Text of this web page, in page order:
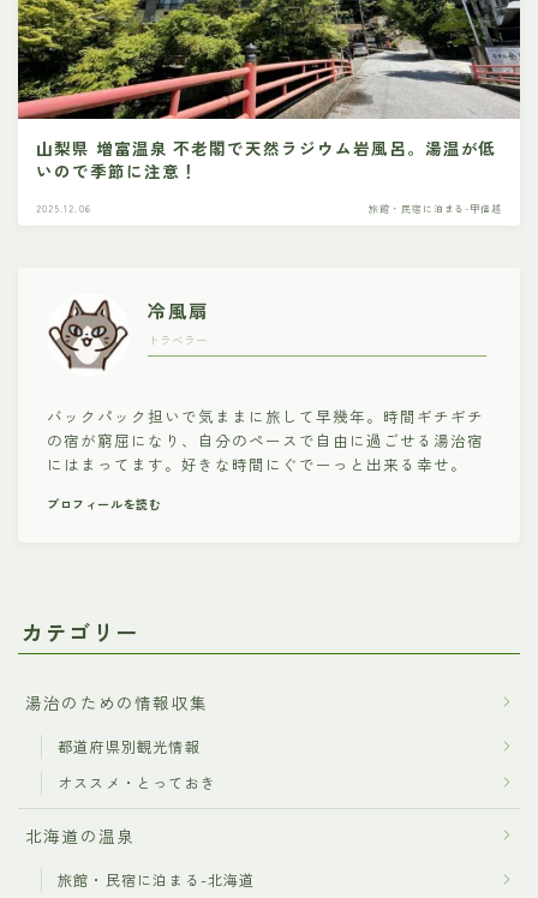
山梨県 増富温泉 不老閣で天然ラジウム岩風呂。湯温が低
いので季節に注意！
2025.12.06 旅館・民宿に泊まる-甲信越
冷風扇
トラベラー
バックパック担いで気ままに旅して早幾年。時間ギチギチ
の宿が窮屈になり、自分のペースで自由に過ごせる湯治宿
にはまってます。好きな時間にぐでーっと出来る幸せ。
プロフィールを読む
カテゴリー
湯治のための情報収集
都道府県別観光情報
オススメ・とっておき
北海道の温泉
旅館・民宿に泊まる-北海道